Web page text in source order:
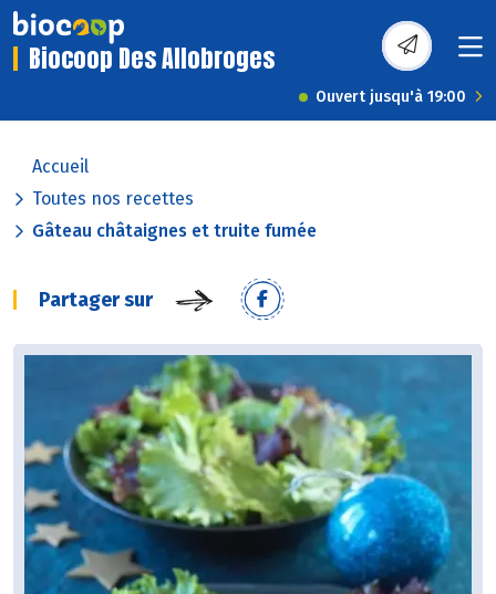
Biocoop Des Allobroges
Ouvert jusqu'à 19:00
Accueil
Toutes nos recettes
Gâteau châtaignes et truite fumée
Partager sur